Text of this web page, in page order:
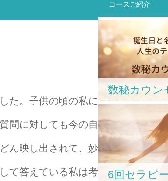
た。子供の頃の私に
問に対しても今の自
ん映し出されて、妙
て答えている私は考
コースご紹介
数秘カウン
6回セラピ